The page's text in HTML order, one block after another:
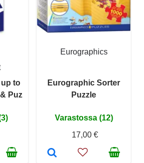
up to
Puz
Eurographics
Eurographic Sorter
Puzzle
Varastossa (12)
17,00 €